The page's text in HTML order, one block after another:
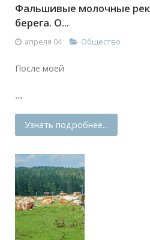
Фальшивые молочные
берега. О...
апреля 04 Общество
После моей
...
Узнать подробнее...